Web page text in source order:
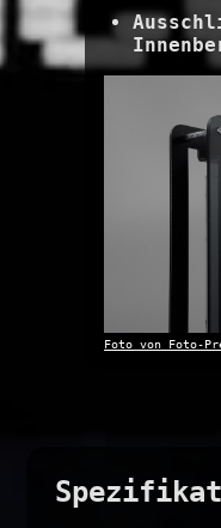
Foto von Foto-